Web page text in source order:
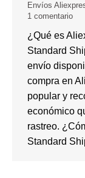
Envíos
1 comentario
¿Qué es
Standard
envío
compra en
popular y
económico
rastreo.
Standard